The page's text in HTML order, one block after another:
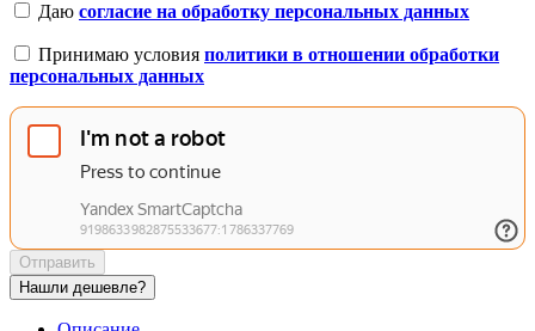
Даю согласие на обработку персональных данных
Принимаю условия политики в отношении обработки
персональных данных
Отправить
Нашли дешевле?